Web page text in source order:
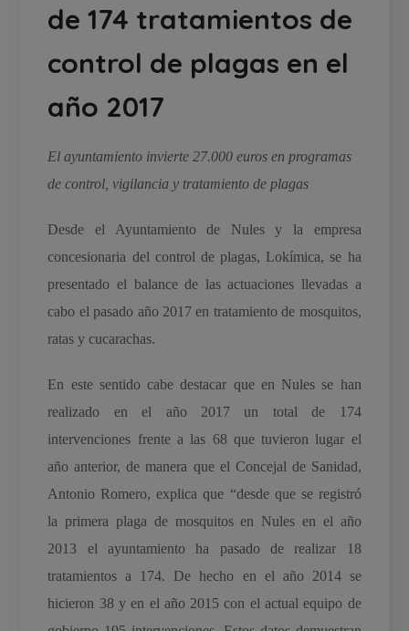
de 174 tratamientos de
control de plagas en el
año 2017
El ayuntamiento invierte 27.000 euros en programas
de control, vigilancia y tratamiento de plagas
Desde el Ayuntamiento de Nules y la empresa
concesionaria del control de plagas, Lokímica, se ha
presentado el balance de las actuaciones llevadas a
cabo el pasado año 2017 en tratamiento de mosquitos,
ratas y cucarachas.
En este sentido cabe destacar que en Nules se han
realizado en el año 2017 un total de 174
intervenciones frente a las 68 que tuvieron lugar el
año anterior, de manera que el Concejal de Sanidad,
Antonio Romero, explica que “desde que se registró
la primera plaga de mosquitos en Nules en el año
2013 el ayuntamiento ha pasado de realizar 18
tratamientos a 174. De hecho en el año 2014 se
hicieron 38 y en el año 2015 con el actual equipo de